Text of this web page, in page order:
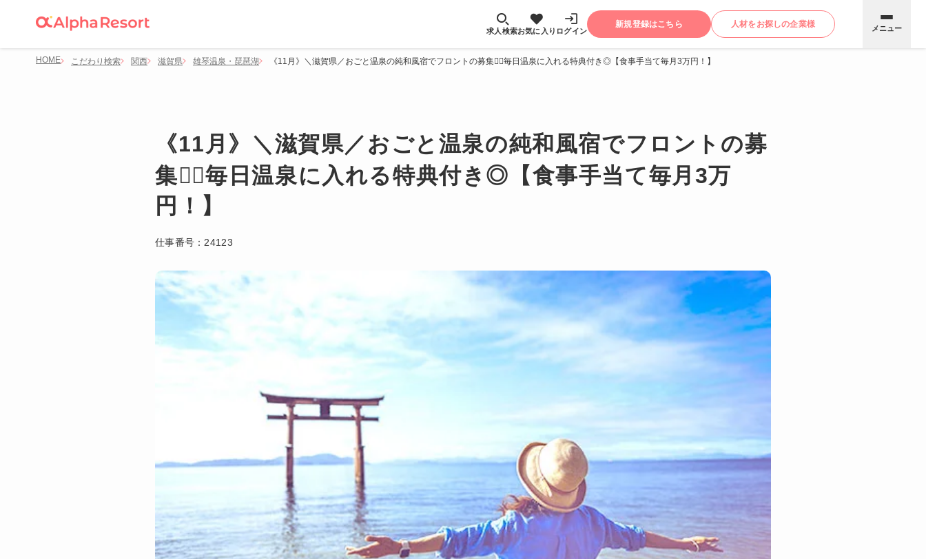
求人検索お気に入り ログイン
新規登録はこちら 人材をお探しの企業様 メニュー
HOME こだわり検索 関西 滋賀県 雄琴温泉・琵琶湖 《11月》＼滋賀県／おごと温泉の純和風宿でフロントの募集💁‍♀️毎日温泉に入れる特典付き◎【食事手当て毎月3万円！】
《11月》＼滋賀県／おごと温泉の純和風宿でフロントの募
集💁‍♀️毎日温泉に入れる特典付き◎【食事手当て毎月3万
円！】
仕事番号： 24123